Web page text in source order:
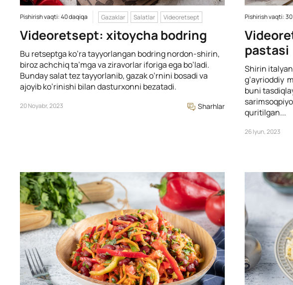
Pishirish vaqti: 40 daqiqa Gazaklar Salatlar Videoretsept
Videoretsept: xitoycha bodring
Bu retseptga ko’ra tayyorlangan bodring nordon-shirin,
biroz achchiq ta’mga va ziravorlar iforiga ega bo’ladi.
Bunday salat tez tayyorlanib, gazak o’rnini bosadi va
ajoyib ko’rinishi bilan dasturxonni bezatadi.
20 Noyabr, 2023 Sharhlar
Pishirish vaqti:
pastasi
Shirin
g’ayrioddiy
buni
quritilgan...
26 Iyun, 2023